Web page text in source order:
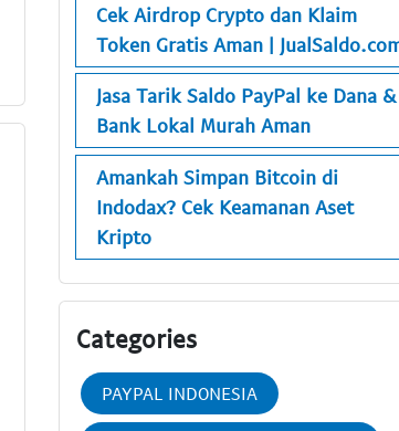
Cek Airdrop Crypto dan Klaim
Token Gratis Aman |
Jasa Tarik Saldo PayPal ke Dana &
Bank Lokal Murah Aman
Amankah Simpan Bitcoin di
Indodax? Cek Keamanan Aset
Kripto
Categories
PAYPAL INDONESIA